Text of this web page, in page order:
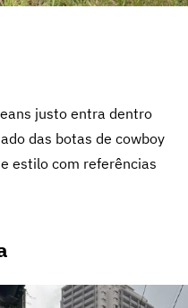
justo entra dentro
das botas de cowboy
estilo com referências